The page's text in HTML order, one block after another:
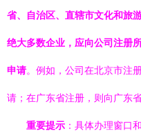
省、自治区、直辖市文化和旅游
绝大多数企业，应向公司注册
申请。例如，公司在北京市注
请；在广东省注册，则向广东
重要提示 ：具体办理窗口